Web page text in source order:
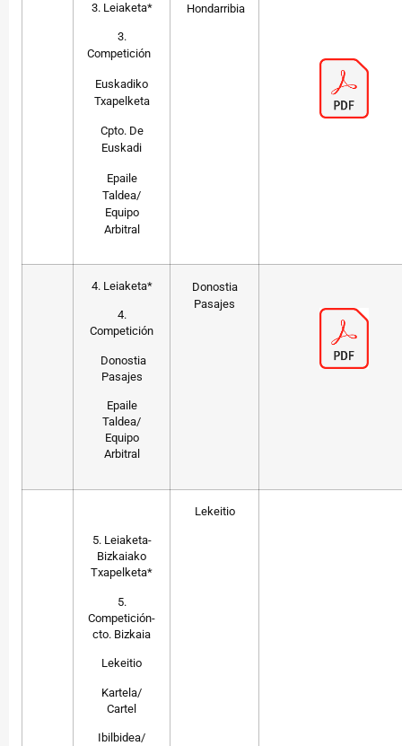
3. Leiaketa*
3.
Competición
Euskadiko
Txapelketa
Cpto. De
Euskadi
Epaile
Taldea/
Equipo
Arbitral
Hondarribia
4. Leiaketa*
4.
Competición
Donostia
Pasajes
Epaile
Taldea/
Equipo
Arbitral
Donostia
Pasajes
5. Leiaketa-
Bizkaiako
Txapelketa*
5.
Competición-
cto. Bizkaia
Lekeitio
Kartela/
Cartel
Ibilbidea/
Lekeitio